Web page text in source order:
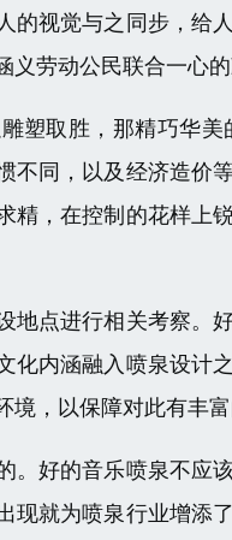
的视觉与之同步，给
劳动公民联合一心的
塑取胜，那精巧华
不同，以及经济造
精，在控制的花样上
地点进行相关考察
化内涵融入喷泉设计
，以保障对此有丰
。好的音乐喷泉不应
现就为喷泉行业增